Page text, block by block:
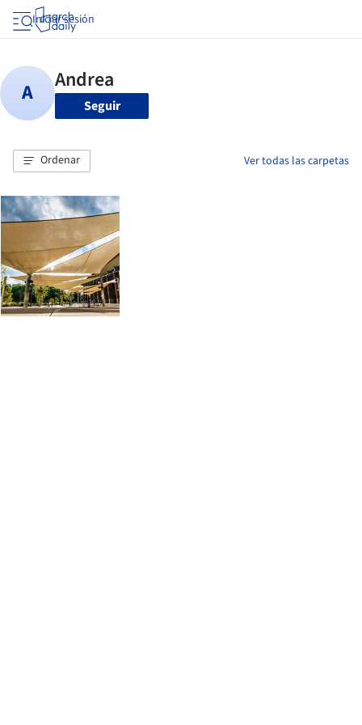
Iniciar sesión
Seguir
Ordenar Ver todas las carpetas